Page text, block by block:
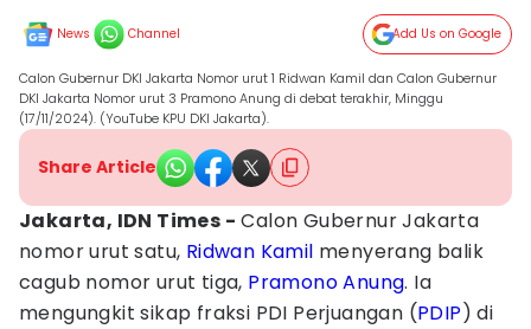
News Channel Add Us on Google
Calon Gubernur DKI Jakarta Nomor urut 1 Ridwan Kamil dan Calon Gubernur
DKI Jakarta Nomor urut 3 Pramono Anung di debat terakhir, Minggu
(17/11/2024). (YouTube KPU DKI Jakarta).
Share Article
Jakarta, IDN Times - Calon Gubernur Jakarta
nomor urut satu, Ridwan Kamil menyerang balik
cagub nomor urut tiga, Pramono Anung. Ia
mengungkit sikap fraksi PDI Perjuangan (PDIP) di